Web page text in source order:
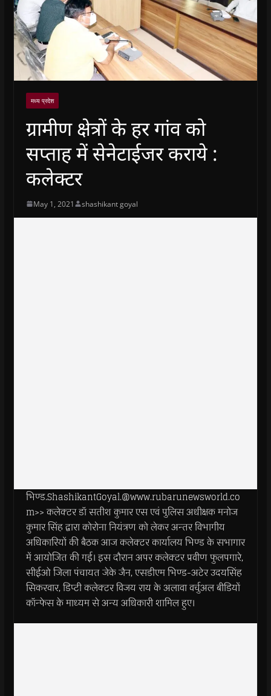
मध्य प्रदेश
ग्रामीण क्षेत्रों के हर गांव को
सप्ताह में सेनेटाईजर कराये :
कलेक्टर
May 1, 2021 shashikant goyal
भिण्ड.ShashikantGoyal.@www.rubarunewsworld.co
m>> कलेक्टर डॉ सतीश कुमार एस एवं पुलिस अधीक्षक मनोज
कुमार सिंह द्वारा कोरोना नियंत्रण को लेकर अन्तर विभागीय
अधिकारियों की बैठक आज कलेक्टर कार्यालय भिण्ड के सभागार
में आयोजित की गई। इस दौरान अपर कलेक्टर प्रवीण फुलपगारे,
सीईओ जिला पंचायत जेके जैन, एसडीएम भिण्ड-अटेर उदयसिंह
सिकरवार, डिप्टी कलेक्टर विजय राय के अलावा वर्चुअल बीडियों
कॉन्फेस के माध्यम से अन्य अधिकारी शामिल हुए।